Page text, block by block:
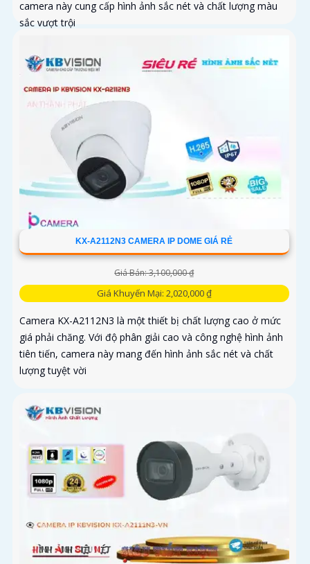
camera này cung cấp hình ảnh sắc nét và chất lượng màu
sắc vượt trội
KX-A2112N3 CAMERA IP DOME GIÁ RẺ
Giá Bán: 3,100,000 ₫
Giá Khuyến Mại: 2,020,000 ₫
Camera KX-A2112N3 là một thiết bị chất lượng cao ở mức
giá phải chăng. Với độ phân giải cao và công nghệ hình ảnh
tiên tiến, camera này mang đến hình ảnh sắc nét và chất
lượng tuyệt vời